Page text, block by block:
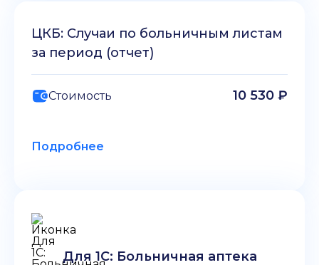
ЦКБ: Случаи по больничным листам
за период (отчет)
Стоимость 10 530 ₽
Подробнее
Для 1С: Больничная аптека